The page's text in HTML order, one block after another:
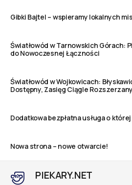
Gibki Bajtel – wspieramy lokalnych
Światłowód w Tarnowskich Górach:
do Nowoczesnej Łączności
Światłowód w Wojkowicach:
Dostępny, Zasięg Ciągle
Dodatkowa bezpłatna usługa o
Nowa strona – nowe otwarcie!
PIEKARY.NET